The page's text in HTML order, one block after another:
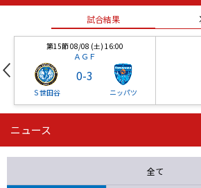
試合結果
第15節 08/08 (土) 16:00
ＡＧＦ
Ｓ世田谷
0-3
ニッパツ
第16節 09/05 (土) 15:00
ニッパツ
ニュース
全て